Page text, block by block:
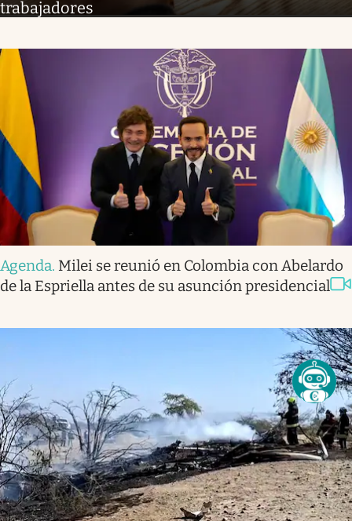
trabajadores
Agenda. Milei se reunió en Colombia con Abelardo
de la Espriella antes de su asunción presidencial